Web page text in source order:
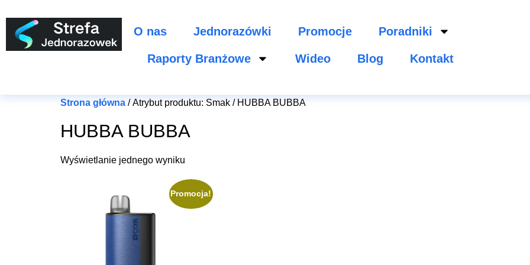
O nas Jednorazówki Promocje Poradniki
Raporty Branżowe Wideo Blog Kontakt
Strona główna / Atrybut produktu: Smak / HUBBA BUBBA
HUBBA BUBBA
Wyświetlanie jednego wyniku
Promocja!